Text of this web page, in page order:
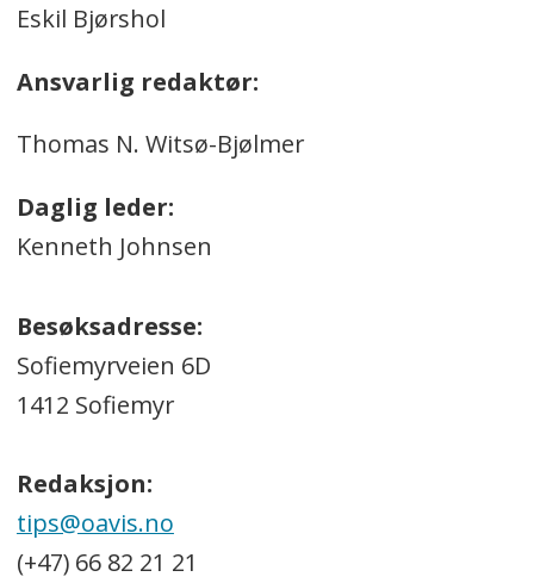
Eskil Bjørshol
Ansvarlig redaktør:
Thomas N. Witsø-Bjølmer
Daglig leder:
Kenneth Johnsen
Besøksadresse:
Sofiemyrveien 6D
1412 Sofiemyr
Redaksjon:
tips@oavis.no
(+47) 66 82 21 21